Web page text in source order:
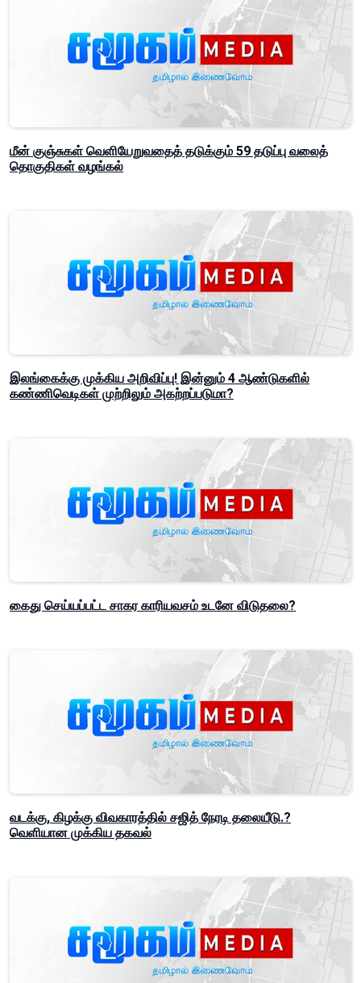
மீன் குஞ்சுகள் வெளியேறுவதைத் தடுக்கும் 59 தடுப்பு வலைத்
தொகுதிகள் வழங்கல்
இலங்கைக்கு முக்கிய அறிவிப்பு! இன்னும் 4 ஆண்டுகளில்
கண்ணிவெடிகள் முற்றிலும் அகற்றப்படுமா?
கைது செய்யப்பட்ட சாகர காரியவசம் உடனே விடுதலை?
வடக்கு, கிழக்கு விவகாரத்தில் சஜித் நேரடி தலையீடு.?
வெளியான முக்கிய தகவல்